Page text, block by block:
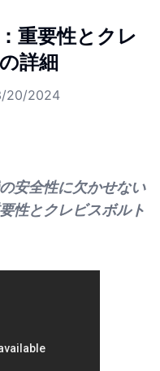
重要性とクレ
詳細
20/2024
安全性に欠かせない
性とクレビスボルト